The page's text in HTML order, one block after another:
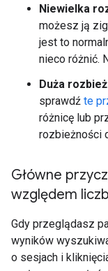
Niewielka
możesz ją
jest to
nieco różnić.
Duża
sprawdź te
różnicę lub
rozbieżności
Główne
względem
Gdy przeglądasz
wyników
o sesjach i